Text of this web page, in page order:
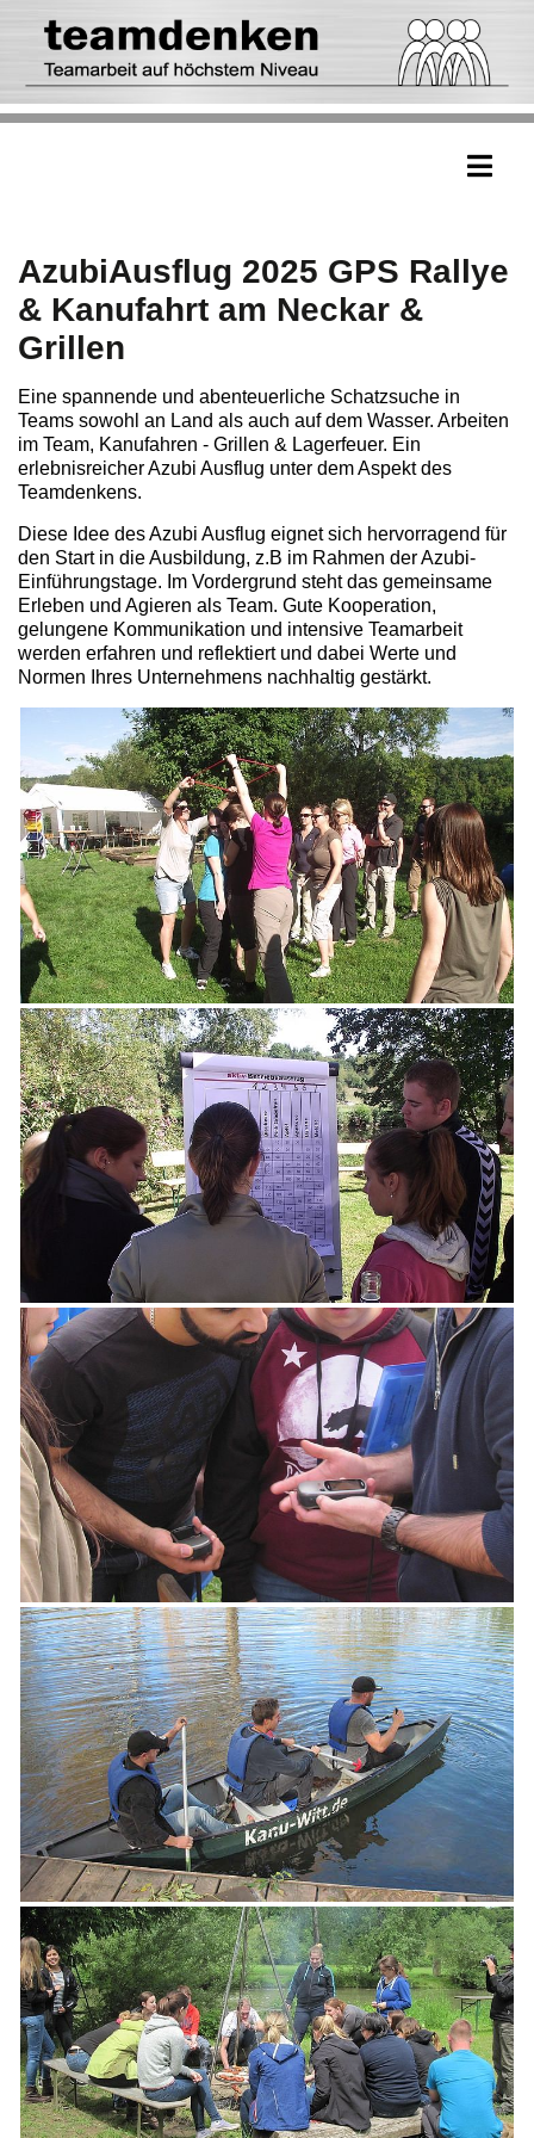
AzubiAusflug 2025 GPS Rallye
& Kanufahrt am Neckar &
Grillen
Eine spannende und abenteuerliche Schatzsuche in
Teams sowohl an Land als auch auf dem Wasser. Arbeiten
im Team, Kanufahren - Grillen & Lagerfeuer. Ein
erlebnisreicher Azubi Ausflug unter dem Aspekt des
Teamdenkens.
Diese Idee des Azubi Ausflug eignet sich hervorragend für
den Start in die Ausbildung, z.B im Rahmen der Azubi-
Einführungstage. Im Vordergrund steht das gemeinsame
Erleben und Agieren als Team. Gute Kooperation,
gelungene Kommunikation und intensive Teamarbeit
werden erfahren und reflektiert und dabei Werte und
Normen Ihres Unternehmens nachhaltig gestärkt.